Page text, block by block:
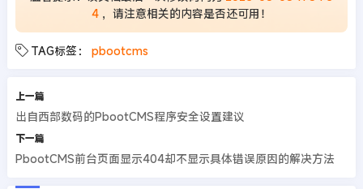
4 ，请注意相关的内容是否还可用！
TAG标签： pbootcms
上一篇
出自西部数码的PbootCMS程序安全设置建议
下一篇
PbootCMS前台页面显示404却不显示具体错误原因的解决方法